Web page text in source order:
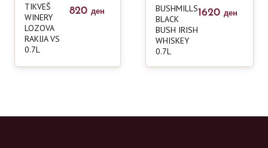
TIKVEŠ
WINERY
LOZOVA
RAKIJA VS
0.7L
820 ден
BUSHMILLS
BLACK
BUSH IRISH
WHISKEY
0.7L
1620 ден